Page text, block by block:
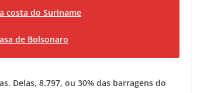
costa do Suriname
de Bolsonaro
Delas, 8.797, ou 30% das barragens do